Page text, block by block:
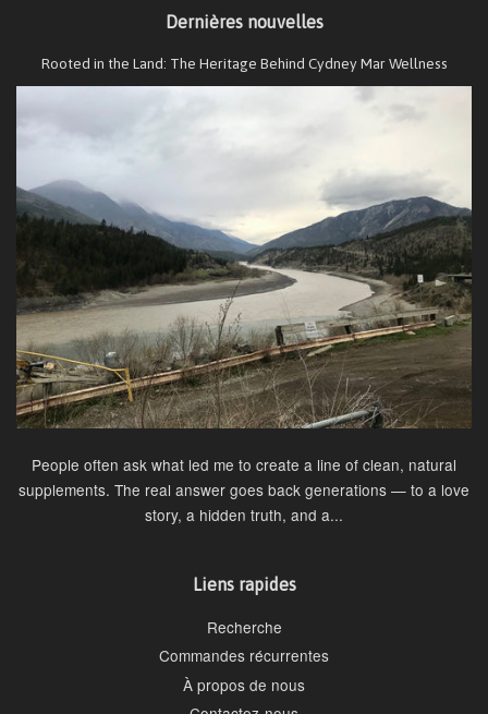
Dernières nouvelles
Rooted in the Land: The Heritage Behind Cydney Mar Wellness
People often ask what led me to create a line of clean, natural
supplements. The real answer goes back generations — to a love
story, a hidden truth, and a...
Liens rapides
Recherche
Commandes récurrentes
À propos de nous